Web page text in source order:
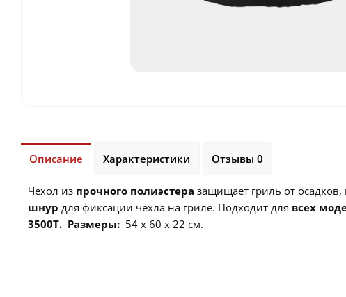
Описание
Чехол из прочного полиэстера защищает гриль от
шнур для фиксации чехла на гриле. Подходит для всех
3500T. Размеры: 54 х 60 х 22 см.
Характеристики Отзывы 0